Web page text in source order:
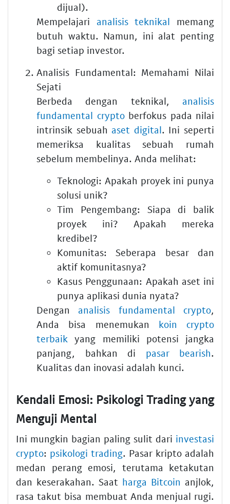
dijual).
Mempelajari analisis teknikal memang
butuh waktu. Namun, ini alat penting
bagi setiap investor.
Analisis Fundamental: Memahami Nilai
Sejati
Berbeda dengan teknikal, analisis
fundamental cryptoberfokus pada nilai
intrinsik sebuah aset digital. Ini seperti
memeriksa kualitas sebuah rumah
sebelum membelinya. Anda melihat:
Teknologi: Apakah proyek ini punya
solusi unik?
Tim Pengembang: Siapa di balik
proyek ini? Apakah mereka
kredibel?
Komunitas: Seberapa besar dan
aktif komunitasnya?
Kasus Penggunaan: Apakah aset ini
punya aplikasi dunia nyata?
Dengan analisis fundamental crypto,
Anda bisa menemukan koin crypto
terbaik yang memiliki potensi jangka
panjang, bahkan di pasar bearish.
Kualitas dan inovasi adalah kunci.
Kendali Emosi: Psikologi Trading yang
Menguji Mental
Ini mungkin bagian paling sulit dari investasi
crypto: psikologi trading. Pasar kripto adalah
medan perang emosi, terutama ketakutan
dan keserakahan. Saat harga Bitcoin anjlok,
rasa takut bisa membuat Anda menjual rugi.